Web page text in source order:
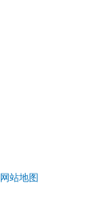
网站地图